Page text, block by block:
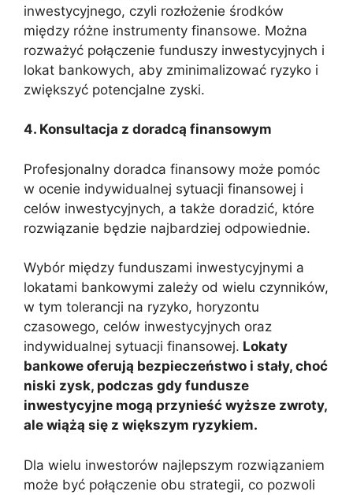
inwestycyjnego, czyli rozłożenie środków
między różne instrumenty finansowe. Można
rozważyć połączenie funduszy inwestycyjnych i
lokat bankowych, aby zminimalizować ryzyko i
zwiększyć potencjalne zyski.
4. Konsultacja z doradcą finansowym
Profesjonalny doradca finansowy może pomóc
w ocenie indywidualnej sytuacji finansowej i
celów inwestycyjnych, a także doradzić, które
rozwiązanie będzie najbardziej odpowiednie.
Wybór między funduszami inwestycyjnymi a
lokatami bankowymi zależy od wielu czynników,
w tym tolerancji na ryzyko, horyzontu
czasowego, celów inwestycyjnych oraz
indywidualnej sytuacji finansowej. Lokaty
bankowe oferują bezpieczeństwo i stały, choć
niski zysk, podczas gdy fundusze
inwestycyjne mogą przynieść wyższe zwroty,
ale wiążą się z większym ryzykiem.
Dla wielu inwestorów najlepszym rozwiązaniem
może być połączenie obu strategii, co pozwoli